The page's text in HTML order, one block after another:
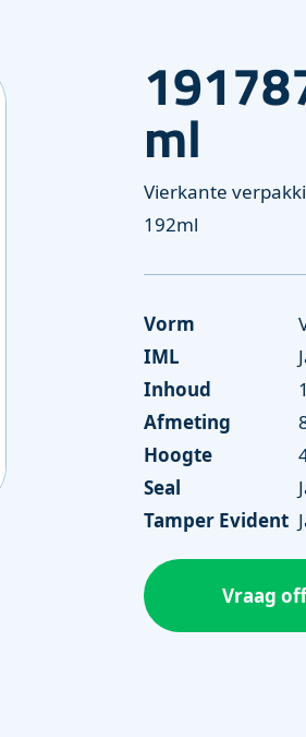
ml
Vierkante
192ml
Vorm
IML
Inhoud
Afmeting
Hoogte
Seal
Tamper Evident
Vraag